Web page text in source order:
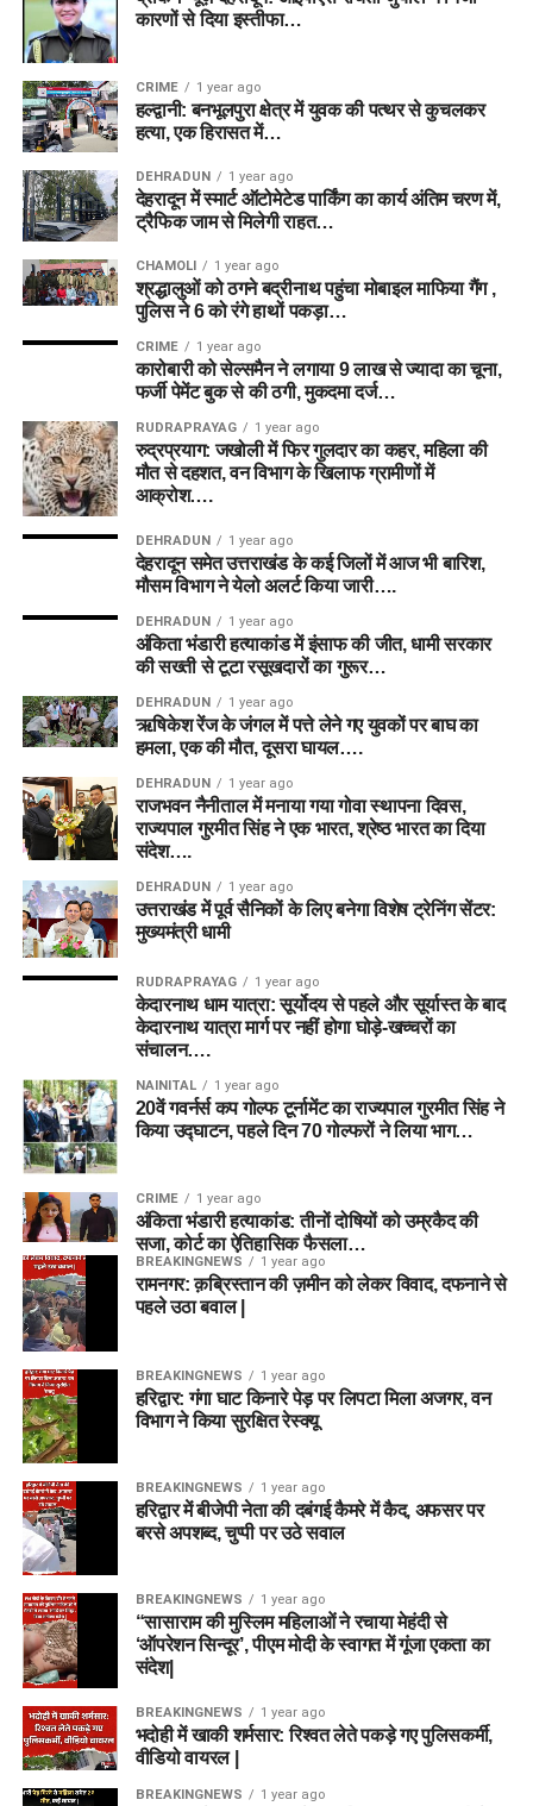
कारणों से दिया इस्तीफा…
CRIME 1 year ago
हल्द्वानी: बनभूलपुरा क्षेत्र में युवक की पत्थर से कुचलकर
हत्या, एक हिरासत में…
DEHRADUN 1 year ago
देहरादून में स्मार्ट ऑटोमेटेड पार्किंग का कार्य अंतिम चरण में,
ट्रैफिक जाम से मिलेगी राहत…
CHAMOLI 1 year ago
श्रद्धालुओं को ठगने बद्रीनाथ पहुंचा मोबाइल माफिया गैंग ,
पुलिस ने 6 को रंगे हाथों पकड़ा…
CRIME 1 year ago
कारोबारी को सेल्समैन ने लगाया 9 लाख से ज्यादा का चूना,
फर्जी पेमेंट बुक से की ठगी, मुकदमा दर्ज…
RUDRAPRAYAG 1 year ago
रुद्रप्रयाग: जखोली में फिर गुलदार का कहर, महिला की
मौत से दहशत, वन विभाग के खिलाफ ग्रामीणों में
आक्रोश….
DEHRADUN 1 year ago
देहरादून समेत उत्तराखंड के कई जिलों में आज भी बारिश,
मौसम विभाग ने येलो अलर्ट किया जारी….
DEHRADUN 1 year ago
अंकिता भंडारी हत्याकांड में इंसाफ की जीत, धामी सरकार
की सख्ती से टूटा रसूखदारों का गुरूर…
DEHRADUN 1 year ago
ऋषिकेश रेंज के जंगल में पत्ते लेने गए युवकों पर बाघ का
हमला, एक की मौत, दूसरा घायल….
DEHRADUN 1 year ago
राजभवन नैनीताल में मनाया गया गोवा स्थापना दिवस,
राज्यपाल गुरमीत सिंह ने एक भारत, श्रेष्ठ भारत का दिया
संदेश….
DEHRADUN 1 year ago
उत्तराखंड में पूर्व सैनिकों के लिए बनेगा विशेष ट्रेनिंग सेंटर:
मुख्यमंत्री धामी
RUDRAPRAYAG 1 year ago
केदारनाथ धाम यात्रा: सूर्योदय से पहले और सूर्यास्त के बाद
केदारनाथ यात्रा मार्ग पर नहीं होगा घोड़े-खच्चरों का
संचालन….
NAINITAL 1 year ago
20वें गवर्नर्स कप गोल्फ टूर्नामेंट का राज्यपाल गुरमीत सिंह ने
किया उद्घाटन, पहले दिन 70 गोल्फरों ने लिया भाग…
CRIME 1 year ago
अंकिता भंडारी हत्याकांड: तीनों दोषियों को उम्रकैद की
सजा, कोर्ट का ऐतिहासिक फैसला…
BREAKINGNEWS 1 year ago
रामनगर: क़ब्रिस्तान की ज़मीन को लेकर विवाद, दफनाने से
पहले उठा बवाल |
BREAKINGNEWS 1 year ago
हरिद्वार: गंगा घाट किनारे पेड़ पर लिपटा मिला अजगर, वन
विभाग ने किया सुरक्षित रेस्क्यू
BREAKINGNEWS 1 year ago
हरिद्वार में बीजेपी नेता की दबंगई कैमरे में कैद, अफसर पर
बरसे अपशब्द, चुप्पी पर उठे सवाल
BREAKINGNEWS 1 year ago
“सासाराम की मुस्लिम महिलाओं ने रचाया मेहंदी से
‘ऑपरेशन सिन्दूर’, पीएम मोदी के स्वागत में गूंजा एकता का
संदेश|
BREAKINGNEWS 1 year ago
भदोही में खाकी शर्मसार: रिश्वत लेते पकड़े गए पुलिसकर्मी,
वीडियो वायरल |
BREAKINGNEWS 1 year ago